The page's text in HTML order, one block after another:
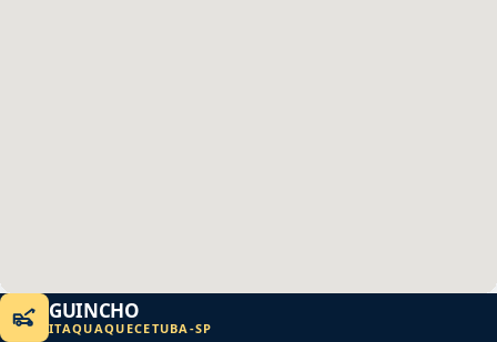
GUINCHO
ITAQUAQUECETUBA -SP